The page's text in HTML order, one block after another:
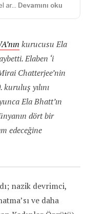
ar... Devamını oku
kurucusu Ela
Elaben ‘i
Chatterjee’nin
kuruluş yılını
Ela Bhatt’ın
dört bir
edeceğine
nazik devrimci,
ve daha